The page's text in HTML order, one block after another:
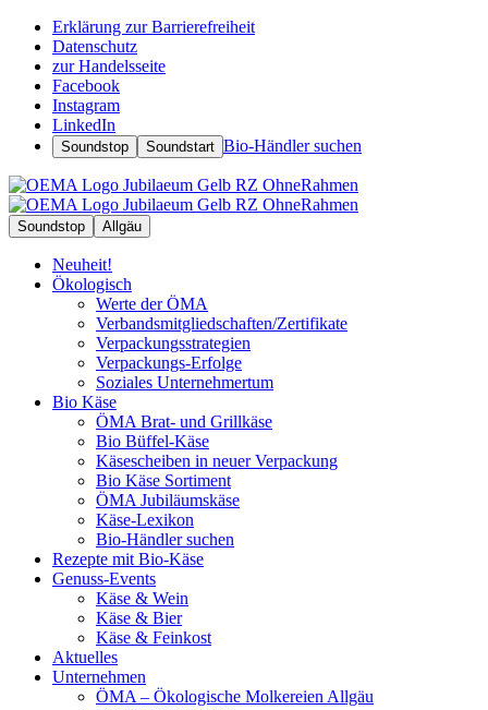
Erklärung zur Barrierefreiheit
Datenschutz
zur Handelsseite
Facebook
Instagram
LinkedIn
Soundstop Soundstart Bio-Händler suchen
Soundstop Allgäu
Neuheit!
Ökologisch
Werte der ÖMA
Verbandsmitgliedschaften/Zertifikate
Verpackungsstrategien
Verpackungs-Erfolge
Soziales Unternehmertum
Bio Käse
ÖMA Brat- und Grillkäse
Bio Büffel-Käse
Käsescheiben in neuer Verpackung
Bio Käse Sortiment
ÖMA Jubiläumskäse
Käse-Lexikon
Bio-Händler suchen
Rezepte mit Bio-Käse
Genuss-Events
Käse & Wein
Käse & Bier
Käse & Feinkost
Aktuelles
Unternehmen
ÖMA – Ökologische Molkereien Allgäu